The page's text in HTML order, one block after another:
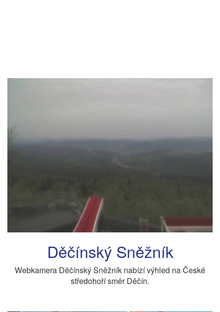
Děčínský Sněžník
Webkamera Děčínský Sněžník nabízí výhled na České
středohoří směr Děčín.